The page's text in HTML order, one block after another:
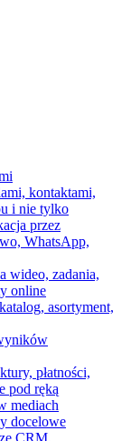
kontaktami,
i nie tylko
przez
WhatsApp,
wideo, zadania,
online
asortyment,
płatności,
pod ręką
mediach
docelowe
CRM,